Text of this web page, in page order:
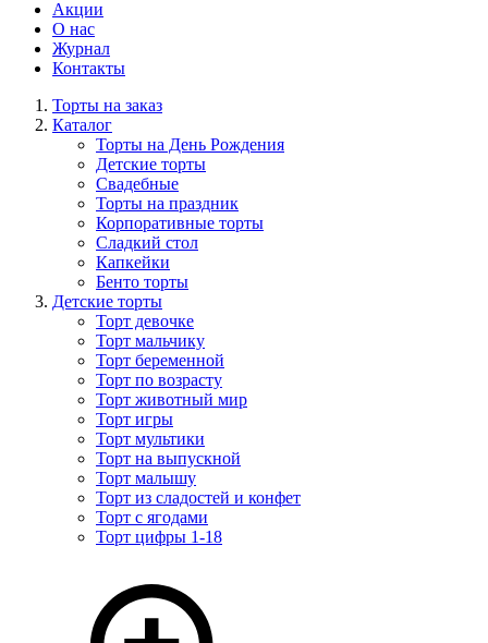
Акции
О нас
Журнал
Контакты
Торты на заказ
Каталог
Торты на День Рождения
Детские торты
Свадебные
Торты на праздник
Корпоративные торты
Сладкий стол
Капкейки
Бенто торты
Детские торты
Торт девочке
Торт мальчику
Торт беременной
Торт по возрасту
Торт животный мир
Торт игры
Торт мультики
Торт на выпускной
Торт малышу
Торт из сладостей и конфет
Торт с ягодами
Торт цифры 1-18